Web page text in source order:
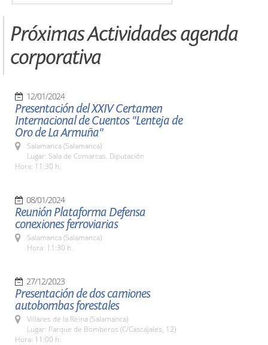
Próximas Actividades agenda
corporativa
12/01/2024
Presentación del XXIV Certamen
Internacional de Cuentos "Lenteja de
Oro de La Armuña"
Salamanca (Salamanca)
Lugar: Sala de Comarcas. Diputación
Hora: 11:30 h.
08/01/2024
Reunión Plataforma Defensa
conexiones ferroviarias
Salamanca (Salamanca)
Hora: 11:30 h.
27/12/2023
Presentación de dos camiones
autobombas forestales
Villares de la Reina (Salamanca)
Lugar: Parque de Bomberos (C/Cascajales, 12)
Hora: 11:00 h.